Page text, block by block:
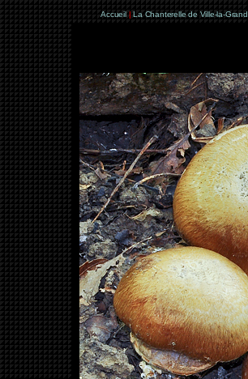
Accueil | La Chanterelle de Ville-la-Grand